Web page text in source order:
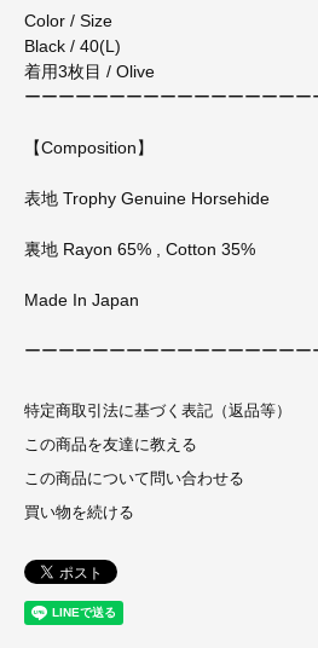
Color / Size
Black / 40(L)
着用3枚目 / Olive
ーーーーーーーーーーーーーーーーー
【Composition】
表地 Trophy Genuine Horsehide
裏地 Rayon 65% , Cotton 35%
Made In Japan
ーーーーーーーーーーーーーーーーー
特定商取引法に基づく表記（返品等）
この商品を友達に教える
この商品について問い合わせる
買い物を続ける